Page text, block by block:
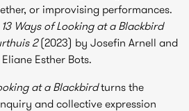
or improvising performances.
13 Ways of Looking at a Blackbird
2(2023) by Josefin Arnell and
Esther Bots.
at a Blackbirdturns the
and collective expression